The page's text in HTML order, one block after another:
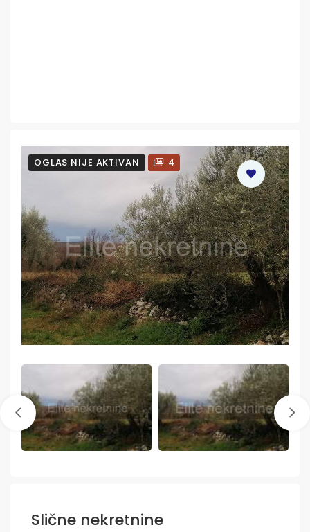
OGLAS NIJE AKTIVAN 4
Slične nekretnine